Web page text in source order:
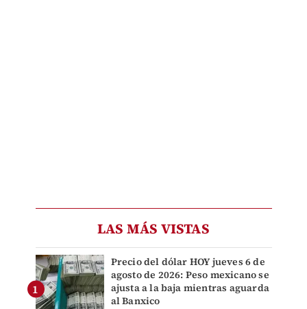
LAS MÁS VISTAS
Precio del dólar HOY jueves 6 de
agosto de 2026: Peso mexicano se
ajusta a la baja mientras aguarda
al Banxico